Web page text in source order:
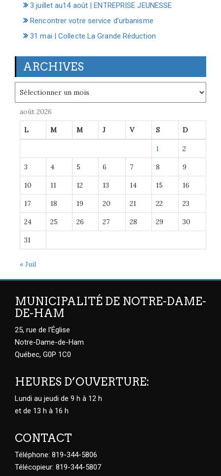
3 juillet au14 août | ENTREPRISE JEUNESSE
Rencontrer votre service d’urbanisme
31 mai | Collecte La Grande Réduction
ARCHIVES
août 2026
L M M J V S D
1 2
3 4 5 6 7 8 9
10 11 12 13 14 15 16
17 18 19 20 21 22 23
24 25 26 27 28 29 30
31
« Juil
MUNICIPALITÉ DE NOTRE-DAME-
DE-HAM
25, rue de l'Église
Notre-Dame-de-Ham
Québec, G0P 1C0
HEURES D’OUVERTURE:
Lundi au jeudi de 9 h à 12 h
et de 13 h à 16 h
CONTACT
Téléphone: 819-344-5806
Télécopieur: 819-344-5807